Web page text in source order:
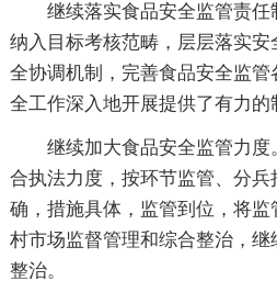
继续落实食品安全监管责
纳入目标考核范畴，层层落实
全协调机制，完善食品安全监
全工作深入地开展提供了有力的
继续加大食品安全监管力
合执法力度，按环节监管、分
确，措施具体，监管到位，将
村市场监督管理和综合整治，
整治。